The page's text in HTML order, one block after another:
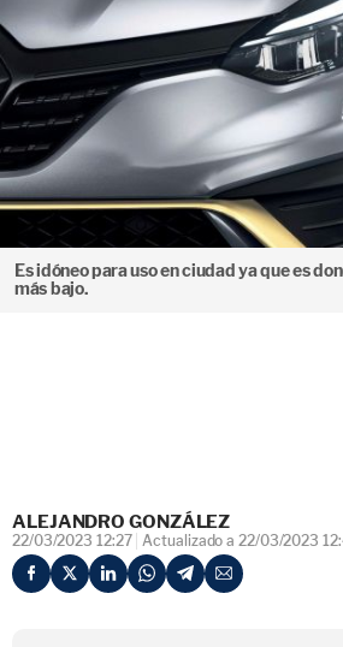
Es idóneo para uso en ciudad ya que es
más bajo.
ALEJANDRO GONZÁLEZ
22/03/2023 12:27 Actualizado a 22/03/2023